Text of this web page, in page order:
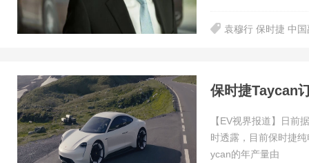
袁穆行 保时捷 中
保时捷Taycan
【EV视界报道】日前
时透露，目前保时捷
ycan的年产量由